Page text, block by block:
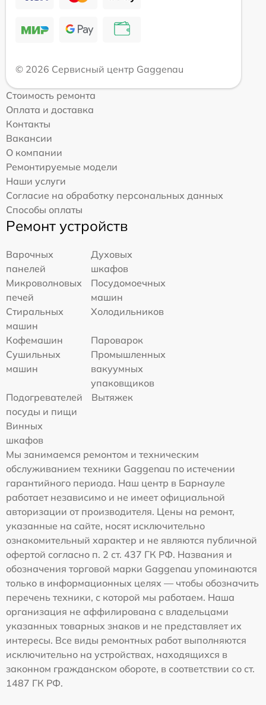
© 2026 Сервисный центр Gaggenau
Стоимость ремонта
Оплата и доставка
Контакты
Вакансии
О компании
Ремонтируемые модели
Наши услуги
Согласие на обработку персональных данных
Способы оплаты
Ремонт устройств
Варочных
панелей
Духовых
шкафов
Микроволновых
печей
Посудомоечных
машин
Стиральных
машин
Холодильников
Кофемашин
Пароварок
Сушильных
машин
Промышленных
вакуумных
упаковщиков
Подогревателей
посуды и пищи
Вытяжек
Винных
шкафов
Мы занимаемся ремонтом и техническим
обслуживанием техники Gaggenau по истечении
гарантийного периода. Наш центр в Барнауле
работает независимо и не имеет официальной
авторизации от производителя. Цены на ремонт,
указанные на сайте, носят исключительно
ознакомительный характер и не являются публичной
офертой согласно п. 2 ст. 437 ГК РФ. Названия и
обозначения торговой марки Gaggenau упоминаются
только в информационных целях — чтобы обозначить
перечень техники, с которой мы работаем. Наша
организация не аффилирована с владельцами
указанных товарных знаков и не представляет их
интересы. Все виды ремонтных работ выполняются
исключительно на устройствах, находящихся в
законном гражданском обороте, в соответствии со ст.
1487 ГК РФ.